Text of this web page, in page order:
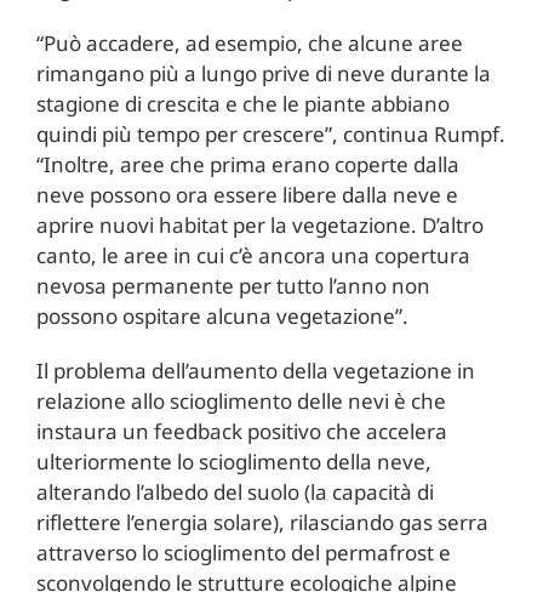
“Può accadere, ad esempio, che alcune aree
rimangano più a lungo prive di neve durante la
stagione di crescita e che le piante abbiano
quindi più tempo per crescere”, continua Rumpf.
“Inoltre, aree che prima erano coperte dalla
neve possono ora essere libere dalla neve e
aprire nuovi habitat per la vegetazione. D’altro
canto, le aree in cui c’è ancora una copertura
nevosa permanente per tutto l’anno non
possono ospitare alcuna vegetazione”.
Il problema dell’aumento della vegetazione in
relazione allo scioglimento delle nevi è che
instaura un feedback positivo che accelera
ulteriormente lo scioglimento della neve,
alterando l’albedo del suolo (la capacità di
riflettere l’energia solare), rilasciando gas serra
attraverso lo scioglimento del permafrost e
sconvolgendo le strutture ecologiche alpine